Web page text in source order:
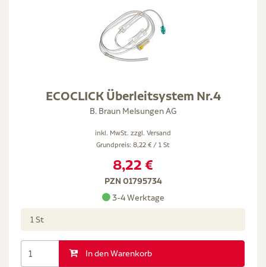
ECOCLICK Überleitsystem Nr.4
B. Braun Melsungen AG
inkl. MwSt. zzgl. Versand
Grundpreis: 8,22 € / 1 St
8,22 €
PZN 01795734
3-4 Werktage
1 St
In den Warenkorb